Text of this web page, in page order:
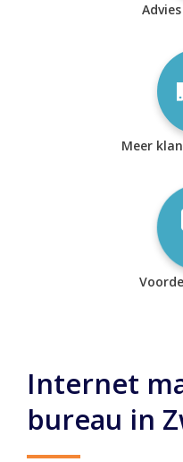
Meer
Internet
bureau in